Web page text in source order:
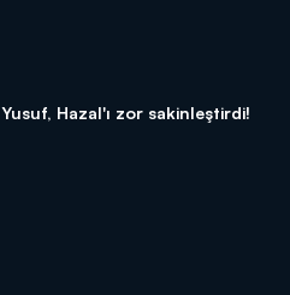
Yusuf, Hazal'ı zor sakinleştirdi!